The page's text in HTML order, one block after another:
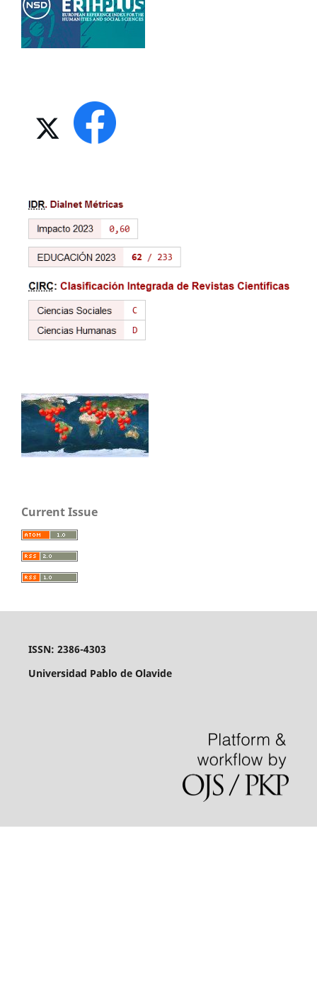
Current Issue
ISSN: 2386-4303
Universidad Pablo de Olavide